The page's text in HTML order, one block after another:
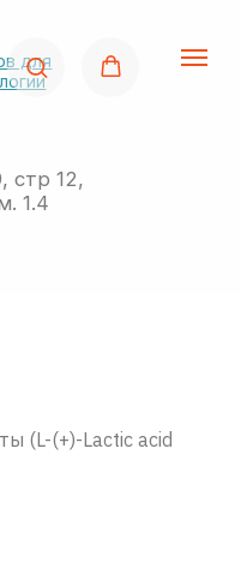
(L-(+)-Lactic acid